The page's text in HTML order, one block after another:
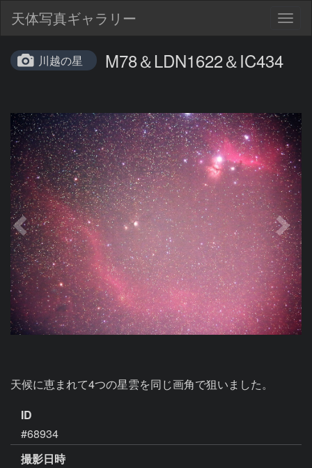
天体写真ギャラリー
川越の星 M78＆LDN1622＆IC434
天候に恵まれて4つの星雲を同じ画角で狙いました。
ID
#68934
撮影日時